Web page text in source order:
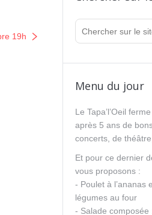
19h
Menu du jour
Le Tapa’l’Oeil
après 5 ans de
concerts, de
Et pour ce dernier
vous proposons :
- Poulet à l’ananas
légumes au four
- Salade composée